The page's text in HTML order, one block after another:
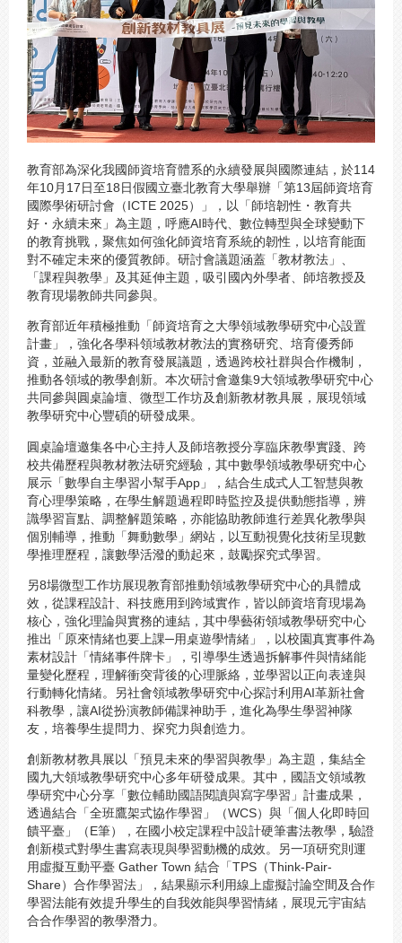
教育部為深化我國師資培育體系的永續發展與國際連結，於114
年10月17日至18日假國立臺北教育大學舉辦「第13屆師資培育
國際學術研討會（ICTE 2025）」，以「師培韌性・教育共
好・永續未來」為主題，呼應AI時代、數位轉型與全球變動下
的教育挑戰，聚焦如何強化師資培育系統的韌性，以培育能面
對不確定未來的優質教師。研討會議題涵蓋「教材教法」、
「課程與教學」及其延伸主題，吸引國內外學者、師培教授及
教育現場教師共同參與。
教育部近年積極推動「師資培育之大學領域教學研究中心設置
計畫」，強化各學科領域教材教法的實務研究、培育優秀師
資，並融入最新的教育發展議題，透過跨校社群與合作機制，
推動各領域的教學創新。本次研討會邀集9大領域教學研究中心
共同參與圓桌論壇、微型工作坊及創新教材教具展，展現領域
教學研究中心豐碩的研發成果。
圓桌論壇邀集各中心主持人及師培教授分享臨床教學實踐、跨
校共備歷程與教材教法研究經驗，其中數學領域教學研究中心
展示「數學自主學習小幫手App」，結合生成式人工智慧與教
育心理學策略，在學生解題過程即時監控及提供動態指導，辨
識學習盲點、調整解題策略，亦能協助教師進行差異化教學與
個別輔導，推動「舞動數學」網站，以互動視覺化技術呈現數
學推理歷程，讓數學活潑的動起來，鼓勵探究式學習。
另8場微型工作坊展現教育部推動領域教學研究中心的具體成
效，從課程設計、科技應用到跨域實作，皆以師資培育現場為
核心，強化理論與實務的連結，其中學藝術領域教學研究中心
推出「原來情緒也要上課─用桌遊學情緒」，以校園真實事件為
素材設計「情緒事件牌卡」，引導學生透過拆解事件與情緒能
量變化歷程，理解衝突背後的心理脈絡，並學習以正向表達與
行動轉化情緒。另社會領域教學研究中心探討利用AI革新社會
科教學，讓AI從扮演教師備課神助手，進化為學生學習神隊
友，培養學生提問力、探究力與創造力。
創新教材教具展以「預見未來的學習與教學」為主題，集結全
國九大領域教學研究中心多年研發成果。其中，國語文領域教
學研究中心分享「數位輔助國語閱讀與寫字學習」計畫成果，
透過結合「全班鷹架式協作學習」（WCS）與「個人化即時回
饋平臺」（E筆），在國小校定課程中設計硬筆書法教學，驗證
創新模式對學生書寫表現與學習動機的成效。另一項研究則運
用虛擬互動平臺 Gather Town 結合「TPS（Think-Pair-
Share）合作學習法」，結果顯示利用線上虛擬討論空間及合作
學習法能有效提升學生的自我效能與學習情緒，展現元宇宙結
合合作學習的教學潛力。